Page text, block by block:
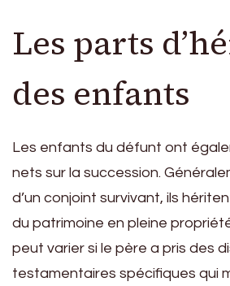
Les parts
des enfants
Les enfants du défunt ont
nets sur la succession.
d’un conjoint survivant, ils
du patrimoine en pleine
peut varier si le père a pris des
testamentaires spécifiques qui